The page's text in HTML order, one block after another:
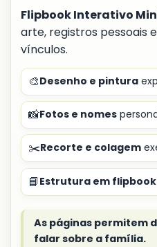
Flipbook Interativo
arte, registros pessoais
vínculos.
🎨Desenho e pintura
📸Fotos e nomes
✂️Recorte e colagem
📘 Estrutura em flipbook
As páginas permitem
falar sobre a família.